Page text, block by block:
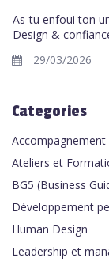
As-tu enfoui ton
Design &
29/03/2026
Categories
Accompagnement
Ateliers et
BG5 (Business
Développement
Human Design
Leadership et